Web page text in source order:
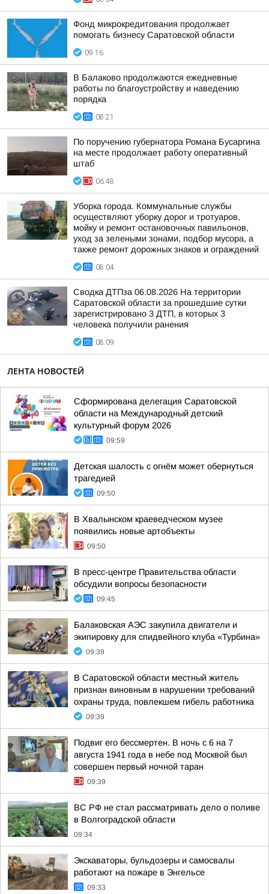
Фонд микрокредитования продолжает
помогать бизнесу Саратовской области
09:16
В Балаково продолжаются ежедневные
работы по благоустройству и наведению
порядка
08:21
По поручению губернатора Романа Бусаргина
на месте продолжает работу оперативный
штаб
06:48
Уборка города. Коммунальные службы
осуществляют уборку дорог и тротуаров,
мойку и ремонт остановочных павильонов,
уход за зелеными зонами, подбор мусора, а
также ремонт дорожных знаков и ограждений
08:04
Сводка ДТПза 06.08.2026 На территории
Саратовской области за прошедшие сутки
зарегистрировано 3 ДТП, в которых 3
человека получили ранения
08:09
ЛЕНТА НОВОСТЕЙ
Сформирована делегация Саратовской
области на Международный детский
культурный форум 2026
09:59
Детская шалость с огнём может обернуться
трагедией
09:50
В Хвалынском краеведческом музее
появились новые артобъекты
09:50
В пресс-центре Правительства области
обсудили вопросы безопасности
09:45
Балаковская АЭС закупила двигатели и
экипировку для спидвейного клуба «Турбина»
09:39
В Саратовской области местный житель
признан виновным в нарушении требований
охраны труда, повлекшем гибель работника
09:39
Подвиг его бессмертен. В ночь с 6 на 7
августа 1941 года в небе под Москвой был
совершен первый ночной таран
09:39
ВС РФ не стал рассматривать дело о поливе
в Волгоградской области
09:34
Экскаваторы, бульдозеры и самосвалы
работают на пожаре в Энгельсе
09:33